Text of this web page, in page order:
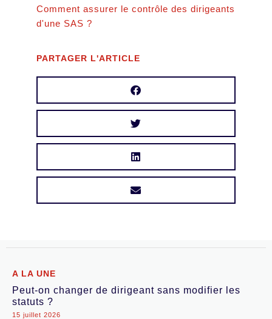
Comment assurer le contrôle des dirigeants
d'une SAS ?
PARTAGER L'ARTICLE
A LA UNE
Peut-on changer de dirigeant sans modifier les
statuts ?
15 juillet 2026